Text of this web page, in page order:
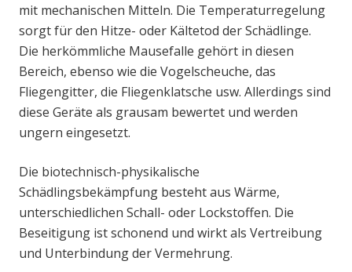
mit mechanischen Mitteln. Die Temperaturregelung
sorgt für den Hitze- oder Kältetod der Schädlinge.
Die herkömmliche Mausefalle gehört in diesen
Bereich, ebenso wie die Vogelscheuche, das
Fliegengitter, die Fliegenklatsche usw. Allerdings sind
diese Geräte als grausam bewertet und werden
ungern eingesetzt.
Die biotechnisch-physikalische
Schädlingsbekämpfung besteht aus Wärme,
unterschiedlichen Schall- oder Lockstoffen. Die
Beseitigung ist schonend und wirkt als Vertreibung
und Unterbindung der Vermehrung.